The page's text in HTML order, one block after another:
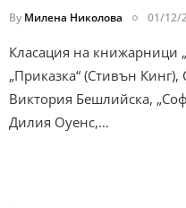
By Милена Николова 01/12/
Класация на книжарници
„Приказка“ (Стивън Кинг),
Виктория Бешлийска,
Дилия Оуенс,…